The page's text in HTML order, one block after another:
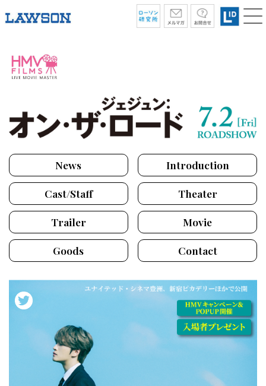
News Introduction
Cast/Staff Theater
Trailer Movie
Goods Contact